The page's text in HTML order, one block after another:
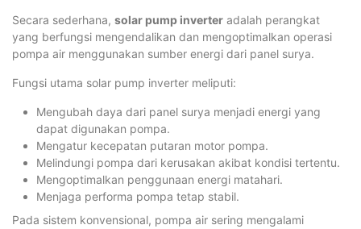
Secara sederhana, solar pump inverter adalah perangkat
yang berfungsi mengendalikan dan mengoptimalkan operasi
pompa air menggunakan sumber energi dari panel surya.
Fungsi utama solar pump inverter meliputi:
Mengubah daya dari panel surya menjadi energi yang
dapat digunakan pompa.
Mengatur kecepatan putaran motor pompa.
Melindungi pompa dari kerusakan akibat kondisi tertentu.
Mengoptimalkan penggunaan energi matahari.
Menjaga performa pompa tetap stabil.
Pada sistem konvensional, pompa air sering mengalami